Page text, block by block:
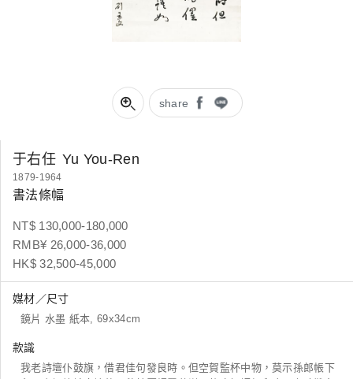
share
于右任 Yu You-Ren
1879-1964
書法條幅
NT$ 130,000-180,000
RMB¥ 26,000-36,000
HK$ 32,500-45,000
媒材／尺寸
鏡片 水墨 紙本, 69x34cm
款識
我老詩壇仆鼓旗，借君佳句發良時。但空賀監杯中物，莫示孫郎帳下